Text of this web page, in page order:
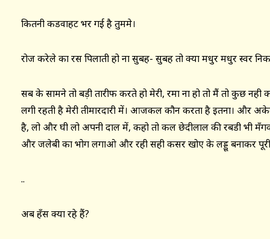
कितनी कडवाहट भर गई है तुममे।
रोज करेले का रस पिलाती हो ना सुबह- सुबह तो क्या मधुर मधुर स्वर
सब के सामने तो बड़ी तारीफ करते हो मेरी, रमा ना हो तो मैं तो कुछ
लगी रहती है मेरी तीमारदारी में। आजकल कौन करता है इतना। और
है, लो और घी लो अपनी दाल में, कहो तो कल छेदीलाल की रबडी भी
और जलेबी का भोग लगाओ और रही सही कसर खोए के लड्डू बनाकर
..
अब हँस क्या रहे हैं?